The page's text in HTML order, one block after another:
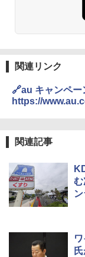
関連リンク
🔗au キャンペー
https://
関連記事
む